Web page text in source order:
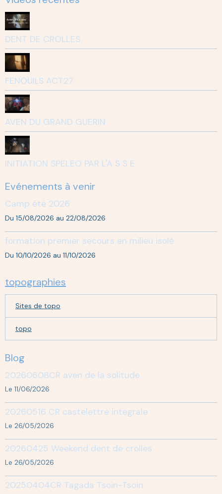
DENT DE CROLLES
FENOUILS ACT27
AVEN DU GRAND GUERIN
INITIATION SPELEO PAR L'A S S E
Evénements à venir
Camp été 2026
Du 15/08/2026 au 22/08/2026
formation premier secours en milieu isolé
Du 10/10/2026 au 11/10/2026
topographies
Sites de topo
topo
Blog
20260608CR aven de la solitude
Le 11/06/2026
20260516 CR castelettre integrale
Le 26/05/2026
20260425 Weekend dent de crolles
Le 26/05/2026
20250404CR Tagada Tsoin-Tsoin